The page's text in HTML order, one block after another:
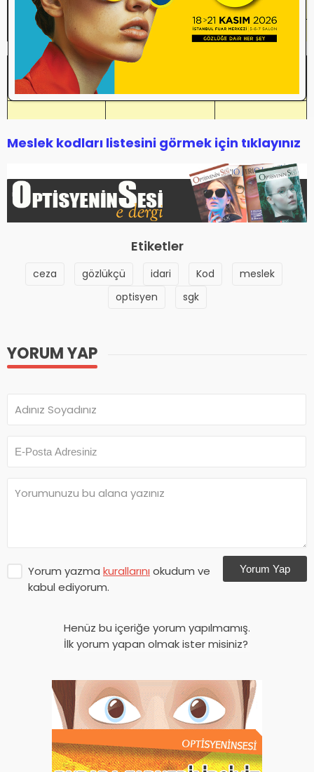
2267.02 Optometrist
7549.05
Göz İçi Lens Üretim Elemanı
7311.14
Gözlük Çerçeve İmalatçısı
7311.12
Gözlük Tamircisi
3254.01
Meslek kodları listesini görmek için tıklayınız
Etiketler
ceza gözlükçü idari Kod
meslek
optisyen
sgk
YORUM YAP
Yorum yazma kurallarını okudum ve
kabul ediyorum.
Yorum Yap
Henüz bu içeriğe yorum yapılmamış.
İlk yorum yapan olmak ister misiniz?